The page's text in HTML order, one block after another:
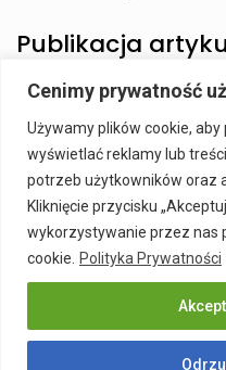
Cenimy prywatność
Używamy plików cookie,
wyświetlać reklamy lub
potrzeb użytkowników oraz
Kliknięcie przycisku
wykorzystywanie przez nas
cookie. Polityka Prywatności
Publikacja
naszym serwisie.
Szczegóły: